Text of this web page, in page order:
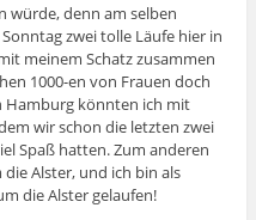
würde, denn am selben
zwei tolle Läufe hier in
meinem Schatz zusammen
1000-en von Frauen doch
Hamburg könnten ich mit
wir schon die letzten zwei
Spaß hatten. Zum anderen
Alster, und ich bin als
die Alster gelaufen!